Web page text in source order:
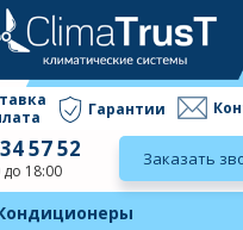
Гарантии
57 52
до 18:00
Заказать